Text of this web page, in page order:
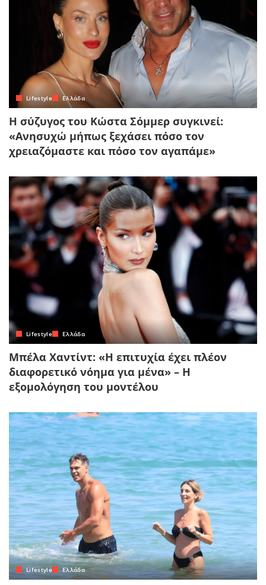
Lifestyle Ελλάδα
Η σύζυγος του Κώστα Σόμμερ συγκινεί:
«Ανησυχώ μήπως ξεχάσει πόσο τον
χρειαζόμαστε και πόσο τον αγαπάμε»
Lifestyle Ελλάδα
Μπέλα Χαντίντ: «Η επιτυχία έχει πλέον
διαφορετικό νόημα για μένα» – Η
εξομολόγηση του μοντέλου
Lifestyle Ελλάδα